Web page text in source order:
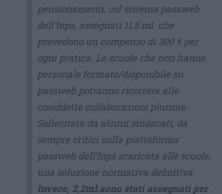
pensionamenti, col sistema passweb
dell’Inps, assegnati 11,5 ml. che
prevedono un compenso di 300 € per
ogni pratica. Le scuole che non hanno
personale formato/disponibile su
passweb potranno ricorrere alle
cosiddette collaborazioni plurime.
Sollecitata da alcuni sindacati, da
sempre critici sulla piattaforma
passweb dell’Inps scaricata alle scuole,
una soluzione normativa definitiva.
Invece, 2,2ml.sono stati assegnati per